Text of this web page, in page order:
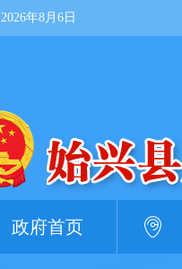
2026年8月6日
政府首页